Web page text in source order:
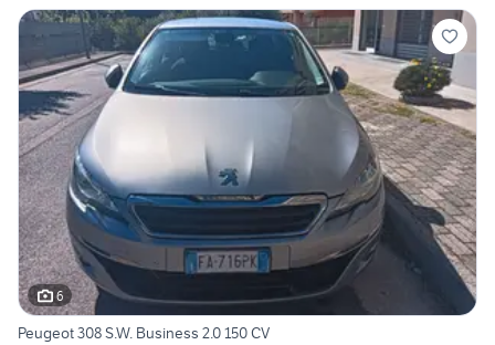
6
Peugeot 308 S.W. Business 2.0 150 CV